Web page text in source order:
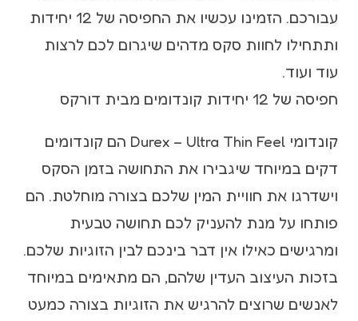
עבורכם. הזמינו עכשיו את החפיסה של 12 יחידות
ותתחילו לחוות סקס מדהים שיגרום לכם לרצות
עוד ועוד.
חפיסה של 12 יחידות קונדומים מבית דורקס
קונדומי Durex – Ultra Thin Feel הם קונדומים
דקים במיוחד שיגבירו את התחושה בזמן הסקס
וישדרגו את חוויית המין שלכם בצורה מוחלטת. הם
פותחו על מנת להעניק לכם תחושה טבעית
ומרגישים כאילו אין דבר בינכם לבין הזוגיות שלכם.
בזכות העיצוב העדין שלהם, הם מתאימים במיוחד
לאנשים שרוצים להרגיש את הזוגיות בצורה כמעט